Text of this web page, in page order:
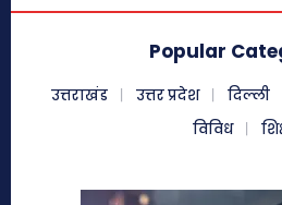
Popular
उत्तराखंड उत्तर प्रदेश दिल्ली
विविध